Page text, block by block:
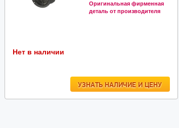
Оригинальная фирменная
деталь от производителя
УЗНАТЬ НАЛИЧИЕ И ЦЕНУ
Нет в наличии